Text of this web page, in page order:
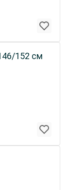
152 см